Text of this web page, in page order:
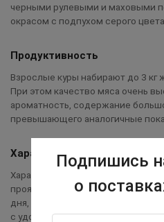
черными рулевыми и маховыми
окрасом с подпухом серого цвета.
Продуктивность
Взрослые куры набирают до 3 кг
При этом качество мяса очень
ароматность, содержание
превышающего аналогичные
Характер птицы
Характер кучинских кур и
проявляют здоровую активность
дня, отличаются
с удовольствием осваивают
Подпишись
о